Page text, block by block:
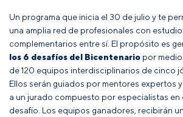
Un programa que inicia el 30 de julio y te
una amplia red de profesionales con
complementarios entre sí. El propósito es
los 6 desafíos del Bicentenario por
de 120 equipos interdisciplinarios de cinco
Ellos serán guiados por mentores expertos
a un jurado compuesto por especialistas
desafío. Los equipos ganadores, recibirán